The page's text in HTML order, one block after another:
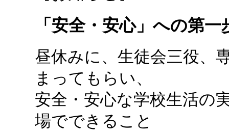
「安全・安心」への第一
昼休みに、生徒会三役、
まってもらい、
安全・安心な学校生活の
場でできること